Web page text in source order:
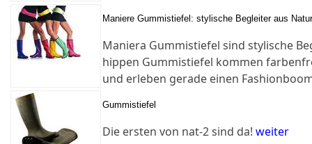
Maniere Gummistiefel: stylische Begleiter aus
Maniera Gummistiefel sind stylische
hippen Gummistiefel kommen
und erleben gerade einen
Gummistiefel
Die ersten von nat-2 sind da! weiter